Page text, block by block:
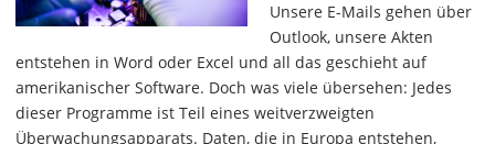
Unsere E-Mails gehen über
Outlook, unsere Akten
entstehen in Word oder Excel und all das geschieht auf
amerikanischer Software. Doch was viele übersehen: Jedes
dieser Programme ist Teil eines weitverzweigten
Überwachungsapparats. Daten, die in Europa entstehen,